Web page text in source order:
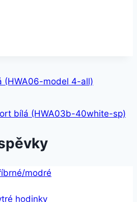
(HWA06-model 4-all)
bílá (HWA03b-40white-sp)
hodinky